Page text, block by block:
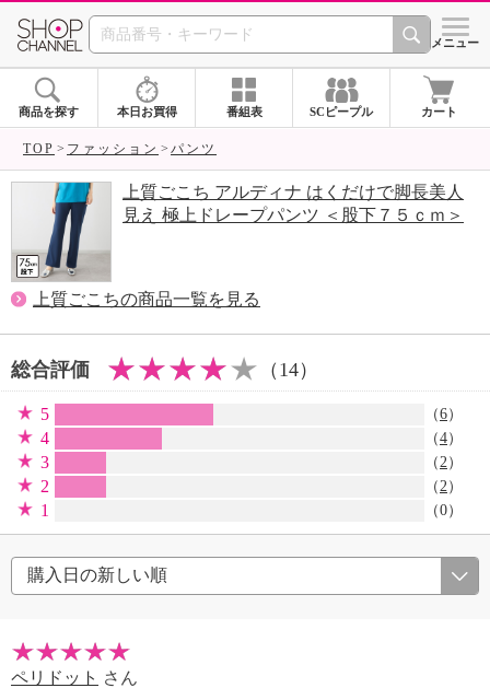
SHOP CHANNEL シメニュー
商品を探す 本日お買得 番組表 SCピープル カート
TOP ファッション パンツ
上質ごこち アルディナ はくだけで脚長美人
見え 極上ドレープパンツ ＜股下７５ｃｍ＞
上質ごこちの商品一覧を見る
総合評価 （14）
5 （6）
4 （4）
3 （2）
2 （2）
1 （0）
ペリドット さん